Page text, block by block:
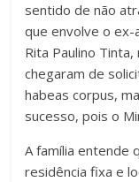
sentido de não
que envolve o ex-
Rita Paulino
chegaram de
habeas corpus,
sucesso, pois o
A família entende
residência fixa e